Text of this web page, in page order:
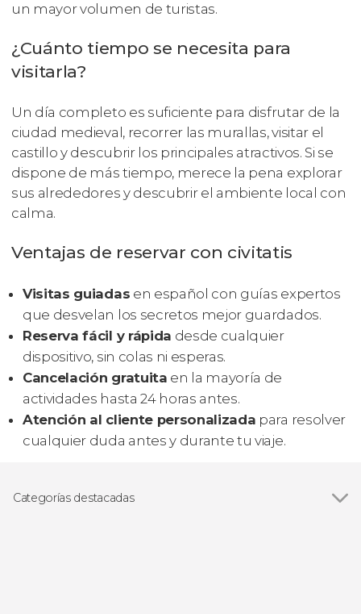
un mayor volumen de turistas.
¿Cuánto tiempo se necesita para
visitarla?
Un día completo es suficiente para disfrutar de la
ciudad medieval, recorrer las murallas, visitar el
castillo y descubrir los principales atractivos. Si se
dispone de más tiempo, merece la pena explorar
sus alrededores y descubrir el ambiente local con
calma.
Ventajas de reservar con civitatis
Visitas guiadas en español con guías expertos
que desvelan los secretos mejor guardados.
Reserva fácil y rápida desde cualquier
dispositivo, sin colas ni esperas.
Cancelación gratuita en la mayoría de
actividades hasta 24 horas antes.
Atención al cliente personalizada para resolver
cualquier duda antes y durante tu viaje.
Categorías destacadas